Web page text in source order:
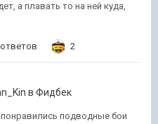
а плавать то на ней куда,
2
в Фидбек
подводные бои